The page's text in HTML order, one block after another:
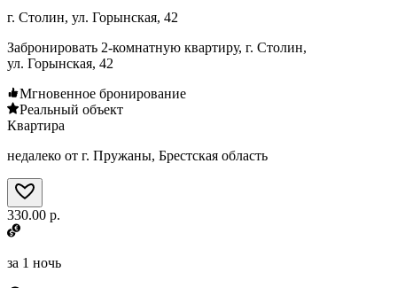
г. Столин, ул. Горынская, 42
Забронировать 2-комнатную квартиру, г. Столин,
ул. Горынская, 42
Мгновенное бронирование
Реальный объект
Квартира
недалеко от г. Пружаны, Брестская область
330.00 р.
за 1 ночь